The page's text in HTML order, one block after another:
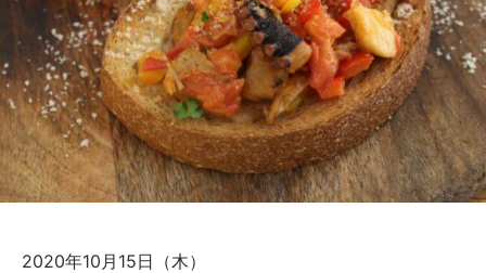
2020年10月15日（木）